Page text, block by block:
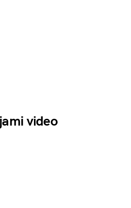
video